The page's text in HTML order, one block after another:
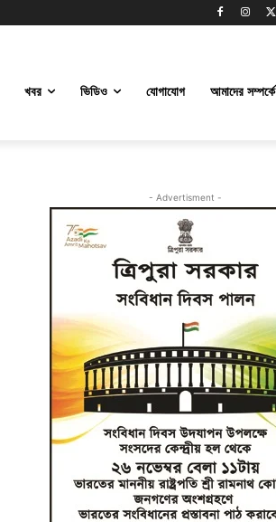
খবর ভিডিও যোগাযোগ আমাদের সম্পর্কে
- Advertisment -